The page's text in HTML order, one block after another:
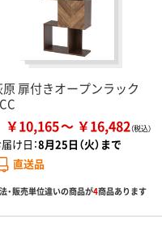
原 扉付きオープンラック
￥10,165 ￥16,482
け日：8月25日（火）まで
直送品
・販売単位違いの商品が4商品あります